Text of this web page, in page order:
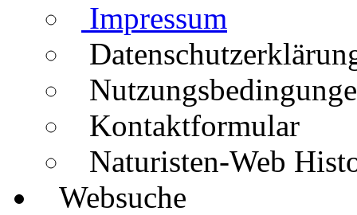
Impressum
Kontaktformular
Naturisten-Web
Websuche